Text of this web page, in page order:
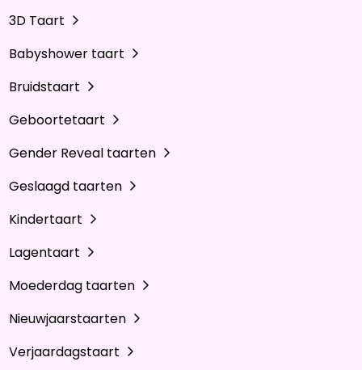
3D Taart
Babyshower taart
Bruidstaart
Geboortetaart
Gender Reveal taarten
Geslaagd taarten
Kindertaart
Lagentaart
Moederdag taarten
Nieuwjaarstaarten
Verjaardagstaart